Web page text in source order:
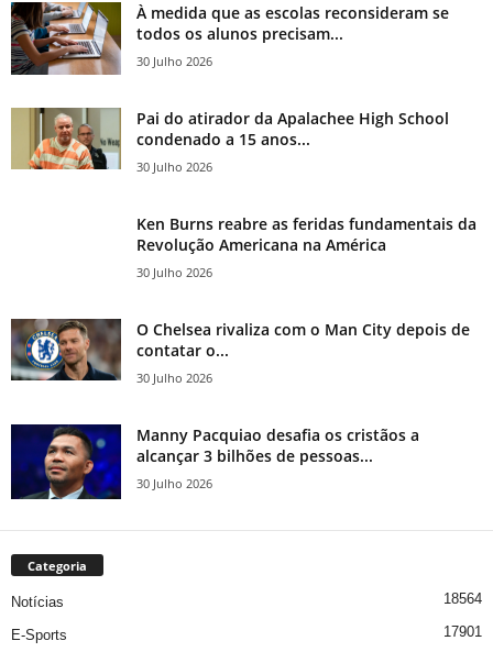
À medida que as escolas reconsideram se
todos os alunos precisam...
30 Julho 2026
Pai do atirador da Apalachee High School
condenado a 15 anos...
30 Julho 2026
Ken Burns reabre as feridas fundamentais da
Revolução Americana na América
30 Julho 2026
O Chelsea rivaliza com o Man City depois de
contatar o...
30 Julho 2026
Manny Pacquiao desafia os cristãos a
alcançar 3 bilhões de pessoas...
30 Julho 2026
Categoria
Notícias 18564
E-Sports 17901